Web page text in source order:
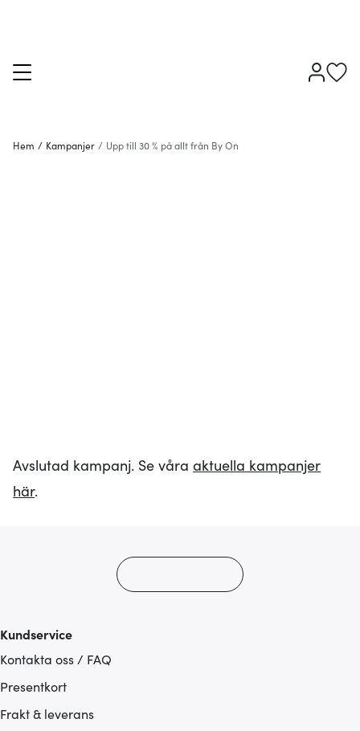
Hem / Kampanjer / Upp till 30 % på allt från By On
Avslutad kampanj. Se våra aktuella kampanjer
här.
Kundservice
Kontakta oss / FAQ
Presentkort
Frakt & leverans